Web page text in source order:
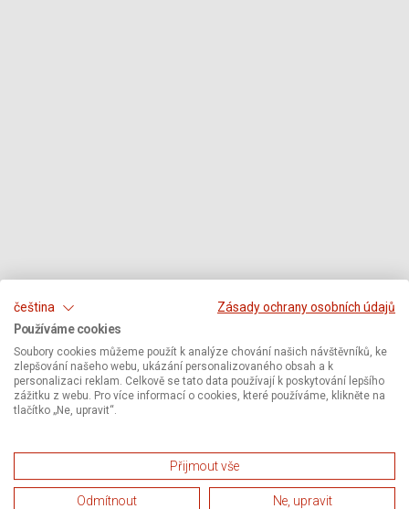
čeština
Zásady ochrany osobních údajů
Používáme cookies
Soubory cookies můžeme použít k analýze chování našich návštěvníků, ke
zlepšování našeho webu, ukázání personalizovaného obsah a k
personalizaci reklam. Celkově se tato data používají k poskytování lepšího
zážitku z webu. Pro více informací o cookies, které používáme, klikněte na
tlačítko „Ne, upravit“.
Přijmout vše
Odmítnout Ne, upravit